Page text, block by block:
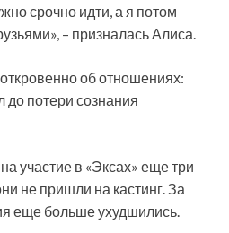
срочно идти, а я потом
– призналась Алиса.
участие в «Эксах» еще три
не пришли на кастинг. За
еще больше ухудшились.